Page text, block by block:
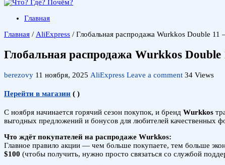
Главная
Главная / AliExpress / Глобальная распродажа Wurkkos Double
Глобальная распродажа Wurkkos
berezovy 11 ноября, 2025 AliExpress Leave a comment 34 Views
Перейти в магазин ( )
С ноября начинается горячий сезон покупок, и бренд Wurkkos
выгодных предложений и бонусов для любителей качественных
Что ждёт покупателей на распродаже Wurkkos:
Главное правило акции — чем больше покупаете, тем больше
$100 (чтобы получить, нужно просто связаться со службой